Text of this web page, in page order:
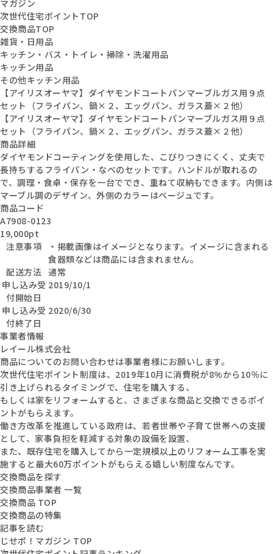
マガジン
次世代住宅ポイントTOP
交換商品TOP
雑貨・日用品
キッチン・バス・トイレ・掃除・洗濯用品
キッチン用品
その他キッチン用品
【アイリスオーヤマ】ダイヤモンドコートパンマーブルガス用９点
セット（フライパン、鍋×２、エッグパン、ガラス蓋×２他）
【アイリスオーヤマ】ダイヤモンドコートパンマーブルガス用９点
セット（フライパン、鍋×２、エッグパン、ガラス蓋×２他）
商品詳細
ダイヤモンドコーティングを使用した、こびりつきにくく、丈夫で
長持ちするフライパン・なべのセットです。ハンドルが取れるの
で、調理・食卓・保存を一台ででき、重ねて収納もできます。内側は
マーブル調のデザイン、外側のカラーはベージュです。
商品コード
A7908-0123
19,000pt
注意事項
・掲載画像はイメージとなります。イメージに含まれる
食器類などは商品には含まれません。
配送方法 通常
申し込み受
付開始日
2019/10/1
申し込み受
付終了日
2020/6/30
事業者情報
レイール株式会社
商品についてのお問い合わせは事業者様にお願いします。
次世代住宅ポイント制度は、2019年10月に消費税が8%から10％に
引き上げられるタイミングで、住宅を購入する、
もしくは家をリフォームすると、さまざまな商品と交換できるポイ
ントがもらえます。
働き方改革を推進している政府は、若者世帯や子育て世帯への支援
として、家事負担を軽減する対象の設備を設置、
また、既存住宅を購入してから一定規模以上のリフォーム工事を実
施すると最大60万ポイントがもらえる嬉しい制度なんです。
交換商品を探す
交換商品事業者 一覧
交換商品 TOP
交換商品の特集
記事を読む
じせポ！マガジン TOP